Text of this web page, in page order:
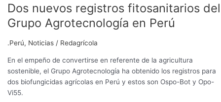
Dos nuevos registros fitosanitarios del
Grupo Agrotecnología en Perú
.Perú, Noticias / Redagrícola
En el empeño de convertirse en referente de la agricultura
sostenible, el Grupo Agrotecnología ha obtenido los registros para
dos biofungicidas agrícolas en Perú y estos son Ospo-Bot y Opo-
Vi55.